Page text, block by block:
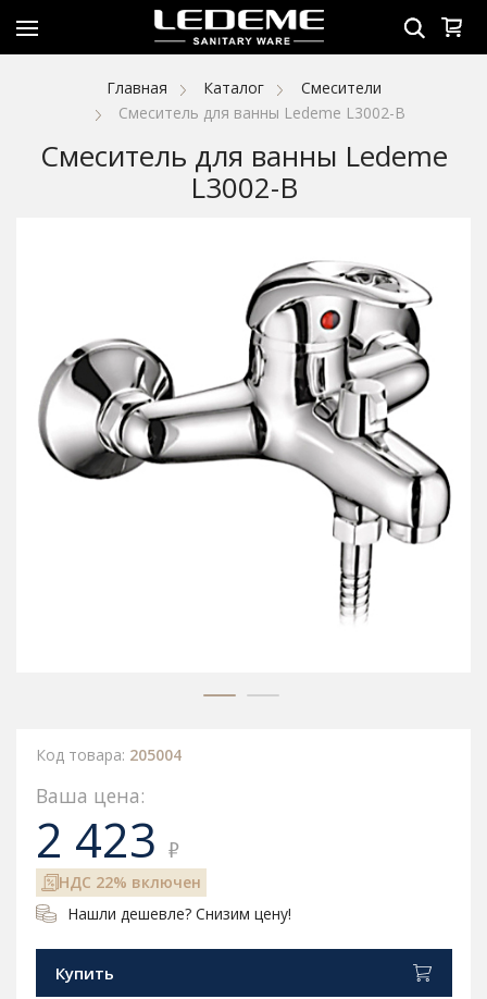
Главная Каталог
Смесители
Смеситель для ванны Ledeme L3002-B
Смеситель для ванны Ledeme
L3002-B
Код товара: 205004
Ваша цена:
2 423 ₽
НДС 22% включен
Нашли дешевле? Снизим цену!
Купить